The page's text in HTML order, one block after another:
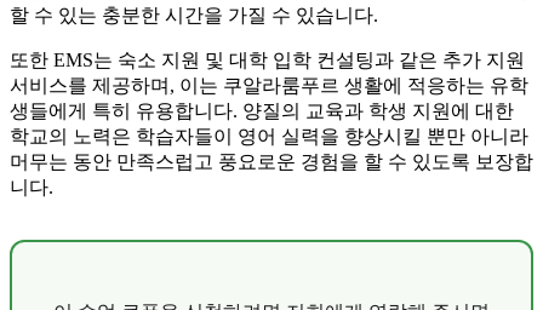
할 수 있는 충분한 시간을 가질 수 있습니다.
또한 EMS는 숙소 지원 및 대학 입학 컨설팅과 같은 추가 지원
서비스를 제공하며, 이는 쿠알라룸푸르 생활에 적응하는 유학
생들에게 특히 유용합니다. 양질의 교육과 학생 지원에 대한
학교의 노력은 학습자들이 영어 실력을 향상시킬 뿐만 아니라
머무는 동안 만족스럽고 풍요로운 경험을 할 수 있도록 보장합
니다.